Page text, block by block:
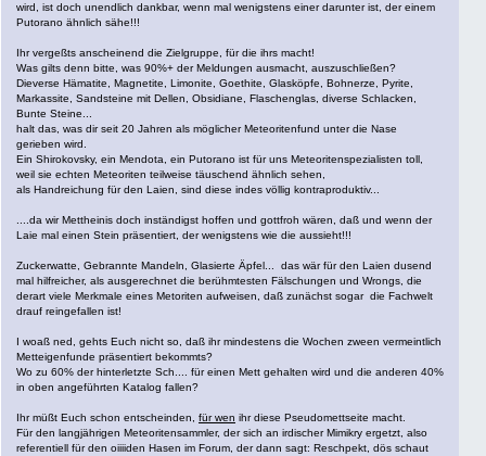
wird, ist doch unendlich dankbar, wenn mal wenigstens einer darunter ist, der einem
Putorano ähnlich sähe!!!
Ihr vergeßts anscheinend die Zielgruppe, für die ihrs macht!
Was gilts denn bitte, was 90%+ der Meldungen ausmacht, auszuschließen?
Dieverse Hämatite, Magnetite, Limonite, Goethite, Glasköpfe, Bohnerze, Pyrite,
Markassite, Sandsteine mit Dellen, Obsidiane, Flaschenglas, diverse Schlacken,
Bunte Steine...
halt das, was dir seit 20 Jahren als möglicher Meteoritenfund unter die Nase
gerieben wird.
Ein Shirokovsky, ein Mendota, ein Putorano ist für uns Meteoritenspezialisten toll,
weil sie echten Meteoriten teilweise täuschend ähnlich sehen,
als Handreichung für den Laien, sind diese indes völlig kontraproduktiv...
....da wir Mettheinis doch inständigst hoffen und gottfroh wären, daß und wenn der
Laie mal einen Stein präsentiert, der wenigstens wie die aussieht!!!
Zuckerwatte, Gebrannte Mandeln, Glasierte Äpfel... das wär für den Laien dusend
mal hilfreicher, als ausgerechnet die berühmtesten Fälschungen und Wrongs, die
derart viele Merkmale eines Metoriten aufweisen, daß zunächst sogar die Fachwelt
drauf reingefallen ist!
I woaß ned, gehts Euch nicht so, daß ihr mindestens die Wochen zween vermeintlich
Metteigenfunde präsentiert bekommts?
Wo zu 60% der hinterletzte Sch.... für einen Mett gehalten wird und die anderen 40%
in oben angeführten Katalog fallen?
Ihr müßt Euch schon entscheinden, für wen ihr diese Pseudomettseite macht.
Für den langjährigen Meteoritensammler, der sich an irdischer Mimikry ergetzt, also
referentiell für den oiiiiden Hasen im Forum, der dann sagt: Reschpekt, dös schaut